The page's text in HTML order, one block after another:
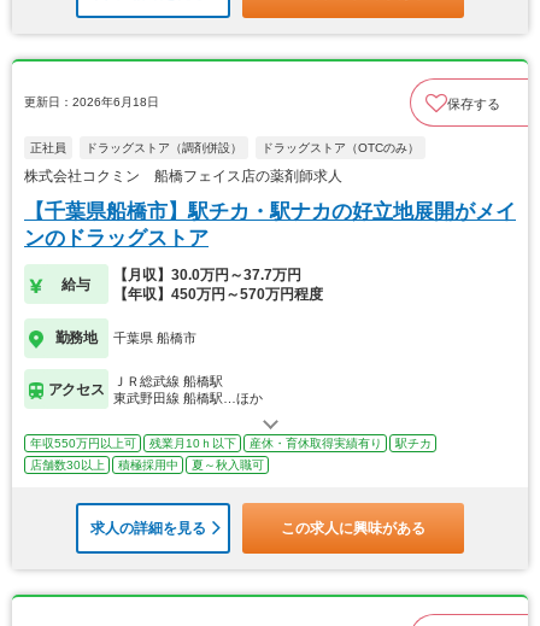
更新日：2026年6月18日 保存する
正社員 ドラッグストア（調剤併設） ドラッグストア（OTCのみ）
株式会社コクミン 船橋フェイス店の薬剤師求人
【千葉県船橋市】駅チカ・駅ナカの好立地展開がメイ
ンのドラッグストア
給与
【月収】30.0万円～37.7万円
【年収】450万円～570万円程度
勤務地 千葉県 船橋市
アクセス
ＪＲ総武線 船橋駅
東武野田線 船橋駅…ほか
年収550万円以上可 残業月10ｈ以下 産休・育休取得実績有り
駅チカ
店舗数30以上
積極採用中 夏～秋入職可
求人の詳細を見る この求人に興味がある